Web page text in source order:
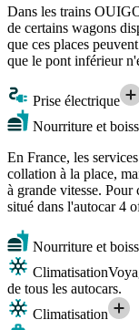
Dans les trains
de certains wagons
que ces places
que le pont inférieur
Prise électrique
Nourriture et
En France, les
collation à la place,
à grande vitesse.
situé dans l'autocar 4
Nourriture et
Climatisation
de tous les autocars.
Climatisation